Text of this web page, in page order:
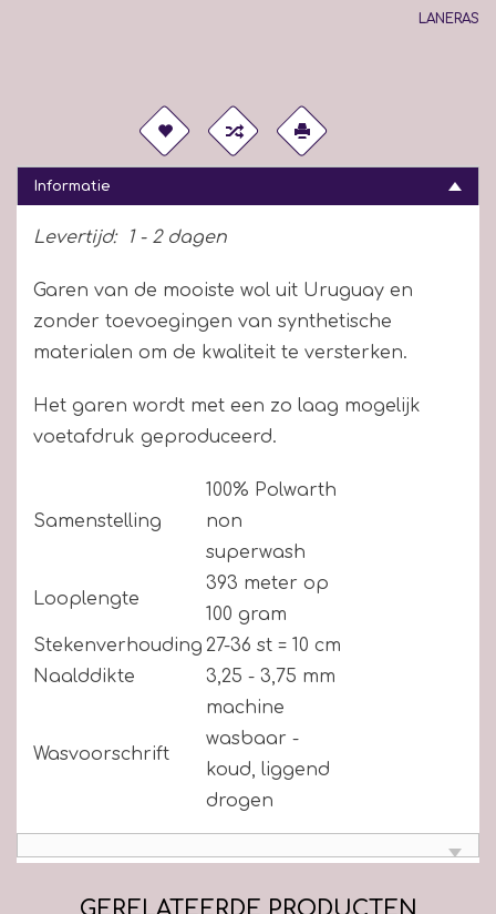
LANERAS
Informatie
Levertijd: 1 - 2 dagen
Garen van de mooiste wol uit Uruguay en
zonder toevoegingen van synthetische
materialen om de kwaliteit te versterken.
Het garen wordt met een zo laag mogelijk
voetafdruk geproduceerd.
Samenstelling
100% Polwarth
non
superwash
Looplengte
393 meter op
100 gram
Stekenverhouding 27-36 st = 10 cm
Naalddikte
3,25 - 3,75 mm
Wasvoorschrift
machine
wasbaar -
koud, liggend
drogen